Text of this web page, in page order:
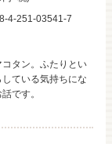
4-251-03541-7
タン。ふたりとい
ている気持ちにな
です。